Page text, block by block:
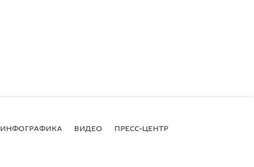
ИНФОГРАФИКА ВИДЕО ПРЕСС-ЦЕНТР